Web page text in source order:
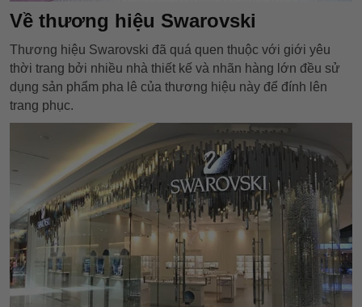
Về thương hiệu Swarovski
Thương hiệu Swarovski đã quá quen thuộc với giới yêu
thời trang bởi nhiều nhà thiết kế và nhãn hàng lớn đều sử
dụng sản phẩm pha lê của thương hiệu này để đính lên
trang phục.